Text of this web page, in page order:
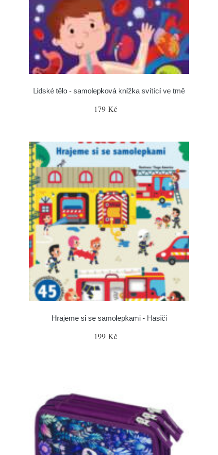
Lidské tělo - samolepková knížka svítící ve tmě
179 Kč
Hrajeme si se samolepkami - Hasiči
199 Kč